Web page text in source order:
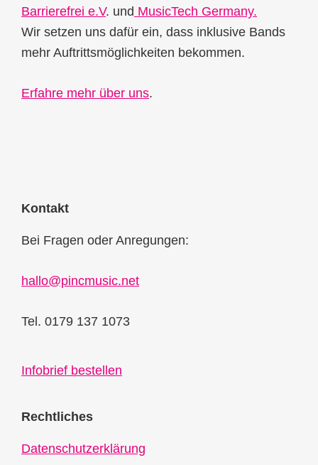
Barrierefrei e.V. und MusicTech Germany.
Wir setzen uns dafür ein, dass inklusive Bands
mehr Auftrittsmöglichkeiten bekommen.
Erfahre mehr über uns.
Kontakt
Bei Fragen oder Anregungen:
hallo@pincmusic.net
Tel. 0179 137 1073
Infobrief bestellen
Rechtliches
Datenschutzerklärung